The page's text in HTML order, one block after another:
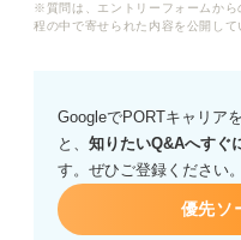
のでしょうか？
※質問は、エントリーフォームか
程の中で寄せられた内容を公開し
GoogleでPORTキャリア
と、 知りたいQ&Aへすぐ
す。ぜひご登録ください。
優先ソ